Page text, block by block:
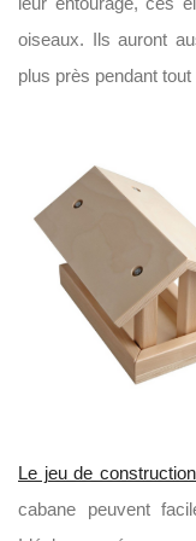
oiseaux. Ils auront
plus près pendant tout
Le jeu de
cabane peuvent